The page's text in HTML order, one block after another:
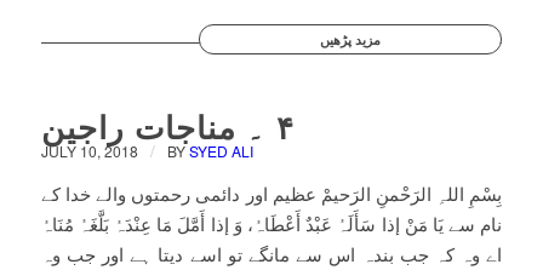
مزید پڑھیں
۴ ۔ مناجات راجین
JULY 10, 2018 / BYSYED ALI
بِسْمِ اللہِ الرَحْمنِ الرَحیمْ عظیم اور دائمی رحمتوں والے خدا کے
نام سے یَا مَنْ إذا سَأَلَہُ عَبْدٌ أَعْطَاہُ، وَ إذا أَمَّلَ مَا عِنْدَہُ بَلَّغَہُ مُنَاہُ
اے وہ کہ جب بندہ اس سے مانگے تو اسے دیتا ہے اور جب وہ